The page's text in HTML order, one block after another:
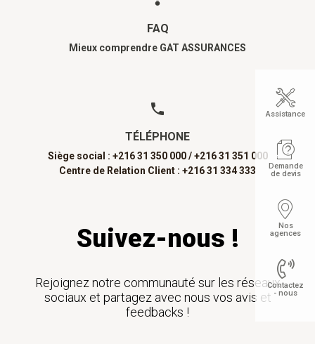
FAQ
Mieux comprendre GAT ASSURANCES
TÉLÉPHONE
Siège social : +216 31 350 000 / +216 31 351 000
Centre de Relation Client : +216 31 334 333
Suivez-nous !
Rejoignez notre communauté sur les réseaux
sociaux et partagez avec nous vos avis et
feedbacks !
Assistance
Demande
de devis
Nos
agences
Contactez
- nous